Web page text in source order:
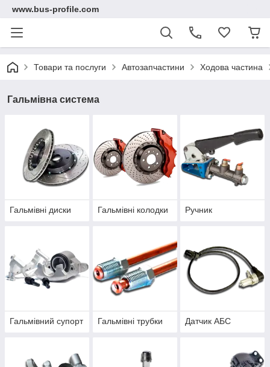
www.bus-profile.com
Товари та послуги Автозапчастини Ходова частина
Гальмівна система
Гальмівні диски Гальмівні колодки Ручник
Гальмівний супорт Гальмівні трубки Датчик АБС